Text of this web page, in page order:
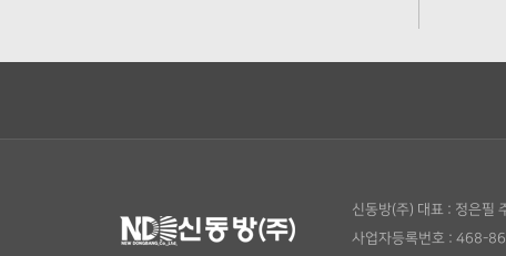
신동방(주) 대표 : 정은필
사업자등록번호 : 468-